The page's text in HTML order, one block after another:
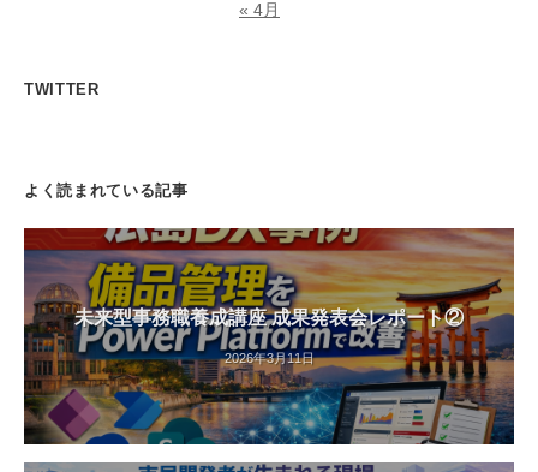
« 4月
TWITTER
よく読まれている記事
未来型事務職養成講座 成果発表会レポート②
2026年3月11日